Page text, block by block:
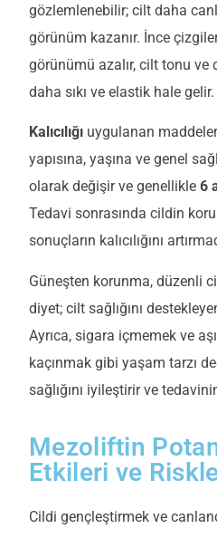
gözlemlenebilir; cilt daha
görünüm kazanır. İnce çizgiler
görünümü azalır, cilt tonu ve
daha sıkı ve elastik hale gelir.
Kalıcılığı uygulanan
yapısına, yaşına ve genel
olarak değişir ve genellikle 6
Tedavi sonrasında cildin
sonuçların kalıcılığını
Güneşten korunma, düzenli
diyet; cilt sağlığını
Ayrıca, sigara içmemek ve
kaçınmak gibi yaşam tarzı
sağlığını iyileştirir ve
Mezoliftin
Etkileri ve
Cildi gençleştirmek ve